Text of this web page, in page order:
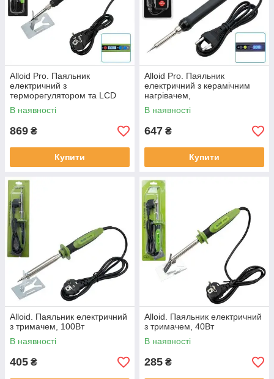
Alloid Pro. Паяльник
електричний з
терморегулятором та LCD
дисплеєм, 80Вт
В наявності
869 ₴
Купити
Alloid Pro. Паяльник
електричний з керамічним
нагрівачем,
терморегулятором та LCD
дисплеєм, 80Вт
В наявності
647 ₴
Купити
Alloid. Паяльник електричний
з тримачем, 100Вт
В наявності
405 ₴
Alloid. Паяльник електричний
з тримачем, 40Вт
В наявності
285 ₴